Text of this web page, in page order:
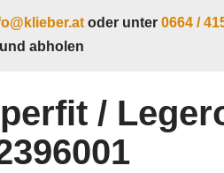
oder unter 0664 /
abholen
/